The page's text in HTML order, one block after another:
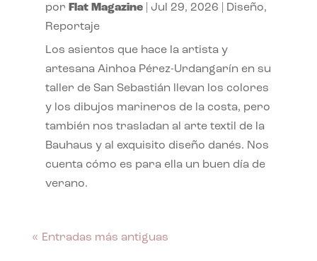
por Flat Magazine| Jul 29, 2026 Diseño,
Reportaje
Los asientos que hace la artista y
artesana Ainhoa Pérez-Urdangarín en su
taller de San Sebastián llevan los colores
y los dibujos marineros de la costa, pero
también nos trasladan al arte textil de la
Bauhaus y al exquisito diseño danés. Nos
cuenta cómo es para ella un buen día de
verano.
« Entradas más antiguas